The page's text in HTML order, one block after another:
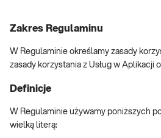
Zakres Regulaminu
W Regulaminie określamy zasady
zasady korzystania z Usług w Aplikacji
Definicje
W Regulaminie używamy poniższych
wielką literą: